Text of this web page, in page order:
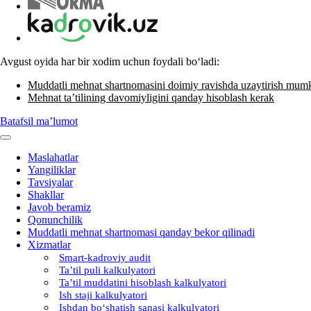
Avgust oyida har bir хodim uchun foydali boʻladi:
Muddatli mehnat shartnomasini doimiy ravishda uzaytirish
Mehnat ta’tilining davomiyligini qanday hisoblash kerak
Batafsil ma’lumot
Maslahatlar
Yangiliklar
Tavsiyalar
Shakllar
Javob beramiz
Qonunchilik
Muddatli mehnat shartnomasi qanday bekor qilinadi
Xizmatlar
Smart-kadroviy audit
Ta’til puli kalkulyatori
Ta’til muddatini hisoblash kalkulyatori
Ish staji kalkulyatori
Ishdan boʻshatish sanasi kalkulyatori